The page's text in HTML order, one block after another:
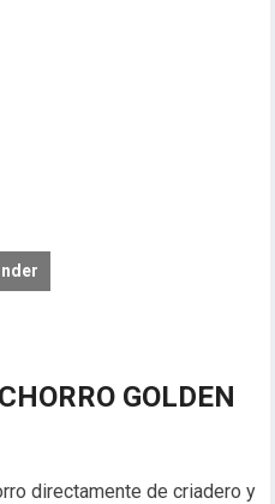
GOLDEN
directamente de criadero y